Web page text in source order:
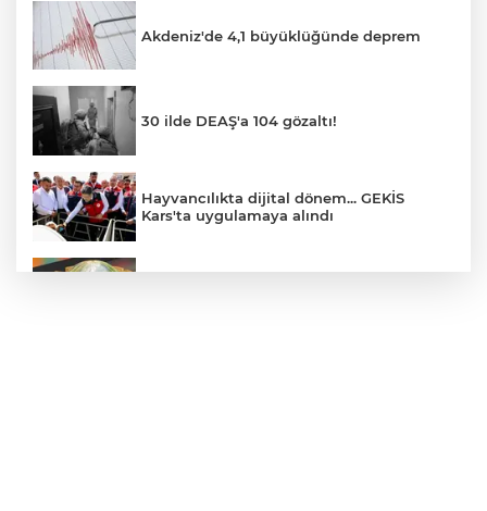
Akdeniz'de 4,1 büyüklüğünde deprem
30 ilde DEAŞ'a 104 gözaltı!
Hayvancılıkta dijital dönem... GEKİS
Kars'ta uygulamaya alındı